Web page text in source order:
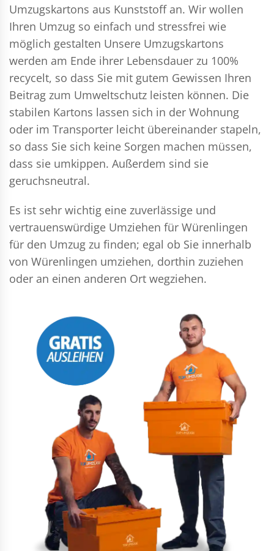
Umzugskartons aus Kunststoff an. Wir wollen
Ihren Umzug so einfach und stressfrei wie
möglich gestalten Unsere Umzugskartons
werden am Ende ihrer Lebensdauer zu 100%
recycelt, so dass Sie mit gutem Gewissen Ihren
Beitrag zum Umweltschutz leisten können. Die
stabilen Kartons lassen sich in der Wohnung
oder im Transporter leicht übereinander stapeln,
so dass Sie sich keine Sorgen machen müssen,
dass sie umkippen. Außerdem sind sie
geruchsneutral.
Es ist sehr wichtig eine zuverlässige und
vertrauenswürdige Umziehen für Würenlingen
für den Umzug zu finden; egal ob Sie innerhalb
von Würenlingen umziehen, dorthin zuziehen
oder an einen anderen Ort wegziehen.